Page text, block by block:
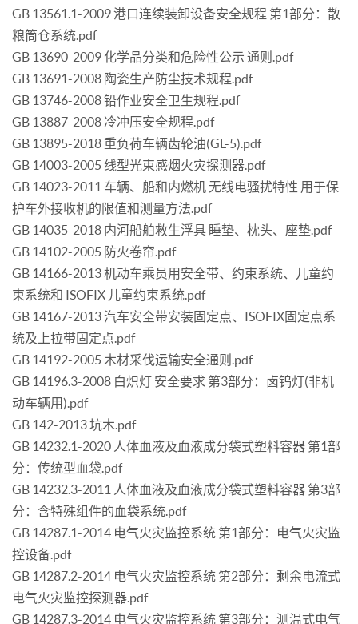
GB 13561.1-2009 港口连续装卸设备安全规程 第1部分：散
粮筒仓系统.pdf
GB 13690-2009 化学品分类和危险性公示 通则.pdf
GB 13691-2008 陶瓷生产防尘技术规程.pdf
GB 13746-2008 铅作业安全卫生规程.pdf
GB 13887-2008 冷冲压安全规程.pdf
GB 13895-2018 重负荷车辆齿轮油(GL-5).pdf
GB 14003-2005 线型光束感烟火灾探测器.pdf
GB 14023-2011 车辆、船和内燃机 无线电骚扰特性 用于保
护车外接收机的限值和测量方法.pdf
GB 14035-2018 内河船舶救生浮具 睡垫、枕头、座垫.pdf
GB 14102-2005 防火卷帘.pdf
GB 14166-2013 机动车乘员用安全带、约束系统、儿童约
束系统和 ISOFIX 儿童约束系统.pdf
GB 14167-2013 汽车安全带安装固定点、ISOFIX固定点系
统及上拉带固定点.pdf
GB 14192-2005 木材采伐运输安全通则.pdf
GB 14196.3-2008 白炽灯 安全要求 第3部分：卤钨灯(非机
动车辆用).pdf
GB 142-2013 坑木.pdf
GB 14232.1-2020 人体血液及血液成分袋式塑料容器 第1部
分：传统型血袋.pdf
GB 14232.3-2011 人体血液及血液成分袋式塑料容器 第3部
分：含特殊组件的血袋系统.pdf
GB 14287.1-2014 电气火灾监控系统 第1部分：电气火灾监
控设备.pdf
GB 14287.2-2014 电气火灾监控系统 第2部分：剩余电流式
电气火灾监控探测器.pdf
GB 14287.3-2014 电气火灾监控系统 第3部分：测温式电气